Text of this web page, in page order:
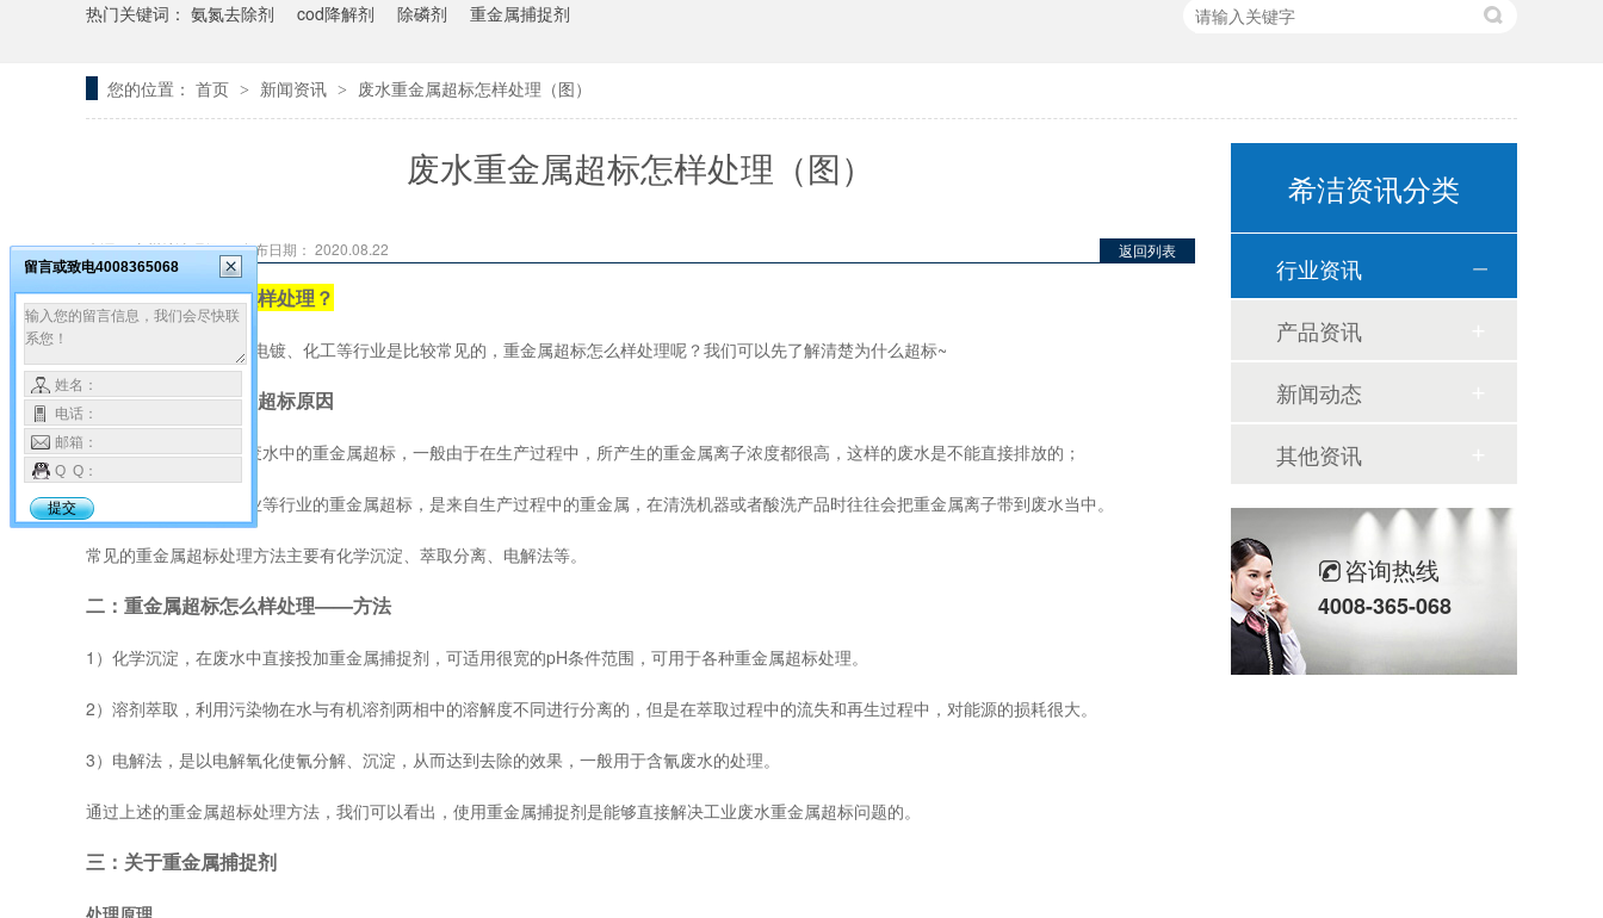
热门关键词： 氨氮去除剂 cod降解剂 除磷剂 重金属捕捉剂
您的位置： 首页 > 新闻资讯 > 废水重金属超标怎样处理（图）
废水重金属超标怎样处理（图）
返回列表
来源： 广州希洁环保 发布日期： 2020.08.22
废水重金属超标怎么样处理？
工业废水重金属超标在电镀、化工等行业是比较常见的，重金属超标怎么样处理呢？我们可以先了解清楚为什么超标~
一：工业废水重金属超标原因
1）电镀化工、线路板废水中的重金属超标，一般由于在生产过程中，所产生的重金属离子浓度都很高，这样的废水是不能直接排放的；
2）矿工业和金属加工业等行业的重金属超标，是来自生产过程中的重金属，在清洗机器或者酸洗产品时往往会把重金属离子带到废水当中。
常见的重金属超标处理方法主要有化学沉淀、萃取分离、电解法等。
二：重金属超标怎么样处理——方法
1）化学沉淀，在废水中直接投加重金属捕捉剂，可适用很宽的pH条件范围，可用于各种重金属超标处理。
2）溶剂萃取，利用污染物在水与有机溶剂两相中的溶解度不同进行分离的，但是在萃取过程中的流失和再生过程中，对能源的损耗很大。
3）电解法，是以电解氧化使氰分解、沉淀，从而达到去除的效果，一般用于含氰废水的处理。
通过上述的重金属超标处理方法，我们可以看出，使用重金属捕捉剂是能够直接解决工业废水重金属超标问题的。
三：关于重金属捕捉剂
处理原理
希洁资讯分类
行业资讯
产品资讯
新闻动态
其他资讯
咨询热线
4008-365-068
留言或致电4008365068
姓名：
电话：
邮箱：
Q Q：
提交